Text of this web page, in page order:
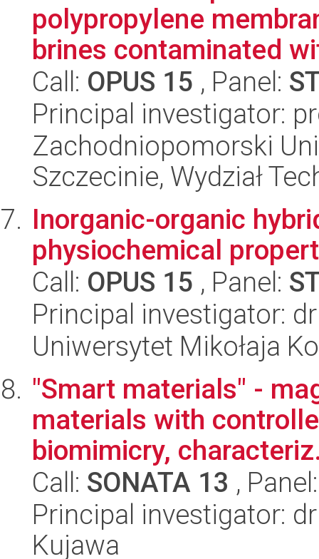
polypropylene
brines contaminated
Call: OPUS 15 , Panel:
Principal investigator:
Zachodniopomorski
Szczecinie, Wydział
Inorganic-organic
physiochemical
Call: OPUS 15 , Panel:
Principal investigator:
Uniwersytet Mikołaja
"Smart materials" -
materials with
biomimicry,
Call: SONATA 13 ,
Principal investigator:
Kujawa